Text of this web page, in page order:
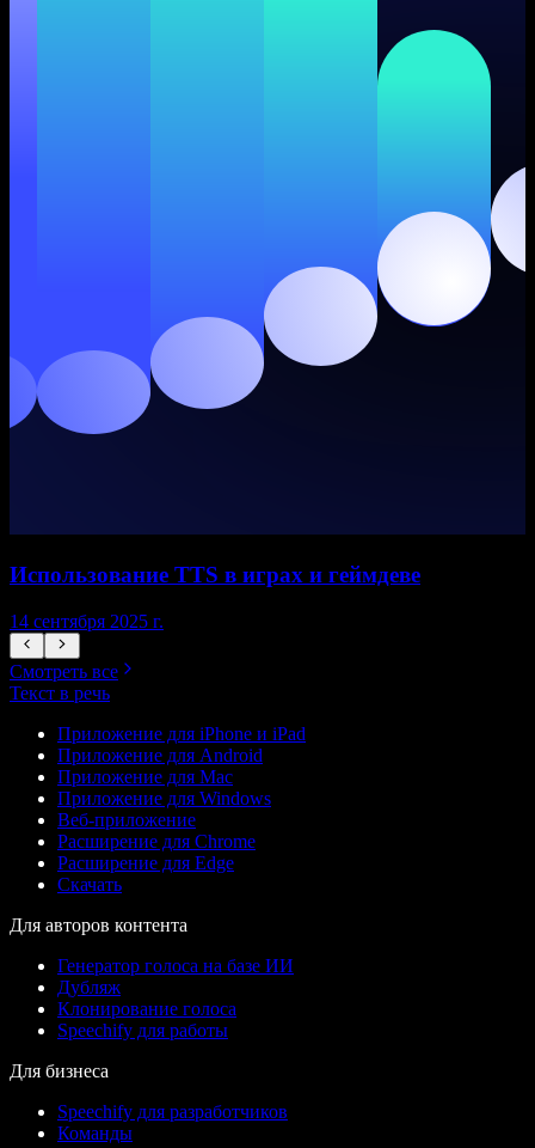
Использование TTS в играх и геймдеве
14 сентября 2025 г.
Смотреть все
Текст в речь
Приложение для iPhone и iPad
Приложение для Android
Приложение для Mac
Приложение для Windows
Веб-приложение
Расширение для Chrome
Расширение для Edge
Скачать
Для авторов контента
Генератор голоса на базе ИИ
Дубляж
Клонирование голоса
Speechify для работы
Для бизнеса
Speechify для разработчиков
Команды